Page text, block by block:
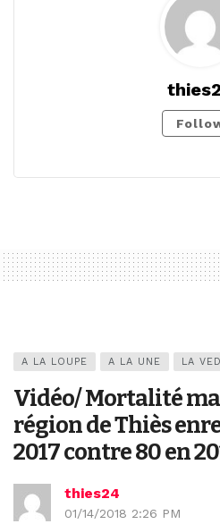
A LA LOUPE A LA UNE LA
Vidéo/ Mortalité
région de Thiès
2017 contre 80 en
thies24
01/14/2018 2:26 PM